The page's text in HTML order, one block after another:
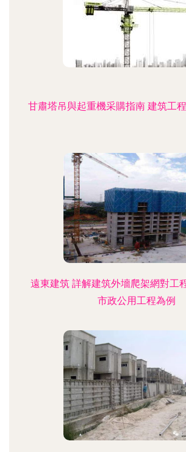
甘肅塔吊與起重機采購指南 建筑工
遠東建筑 詳解建筑外墻爬架網對工
市政公用工程為例